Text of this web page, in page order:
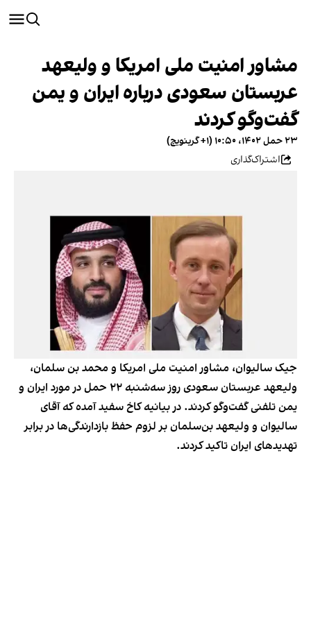
مشاور امنیت ملی امریکا و ولیعهد
عربستان سعودی درباره ایران و یمن
گفت‌وگو کردند
۲۳ حمل ۱۴۰۲، ۱۰:۵۰ (‎+۱ گرینویچ)
اشتراک‌گذاری
جیک سالیوان، مشاور امنیت ملی امریکا و محمد بن سلمان،
ولیعهد عربستان سعودی روز سه‌شنبه ۲۲ حمل در مورد ایران و
یمن تلفنی گفت‌وگو کردند. در بیانیه کاخ سفید آمده که آقای
سالیوان و ولیعهد بن‌سلمان بر لزوم حفظ بازدارندگی‌ها در برابر
تهدیدهای ایران تاکید کردند.